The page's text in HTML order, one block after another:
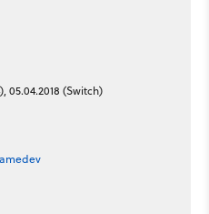
05.04.2018 (Switch)